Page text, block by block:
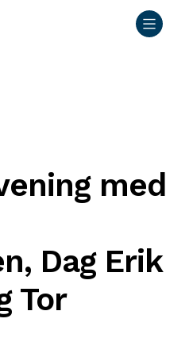
med
Dag Erik
Tor